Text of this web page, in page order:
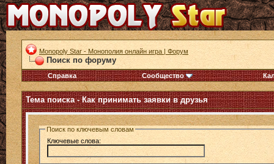
Monopoly Star - Монополия онлайн игра | Форум
Поиск по форуму
Справка Сообщество
Тема поиска -Как принимать заявки в друзья
Поиск по ключевым словам
Ключевые слова: